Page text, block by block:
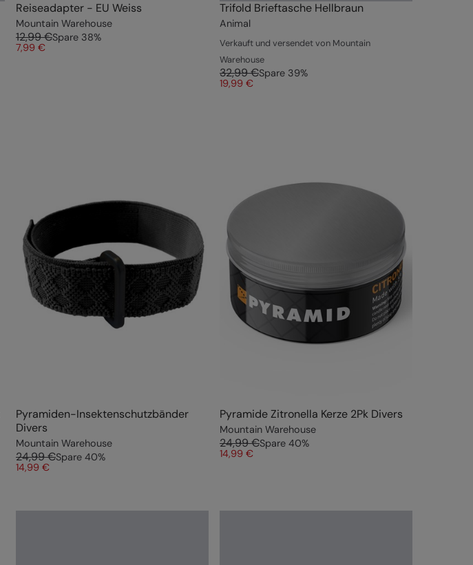
Reiseadapter - EU Weiss
Mountain Warehouse
12,99 €Spare 38%
7,99 €
Trifold Brieftasche Hellbraun
Animal
Verkauft und versendet von Mountain
Warehouse
32,99 €Spare 39%
19,99 €
Pyramiden-Insektenschutzbänder
Divers
Mountain Warehouse
24,99 €Spare 40%
14,99 €
Pyramide Zitronella Kerze 2Pk Divers
Mountain Warehouse
24,99 €Spare 40%
14,99 €